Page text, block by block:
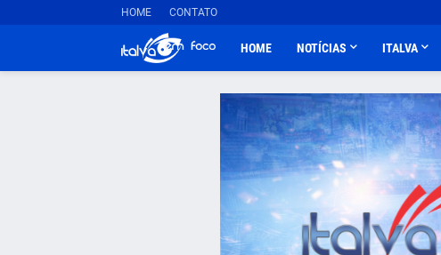
HOME CONTATO
HOME NOTÍCIAS ITALVA